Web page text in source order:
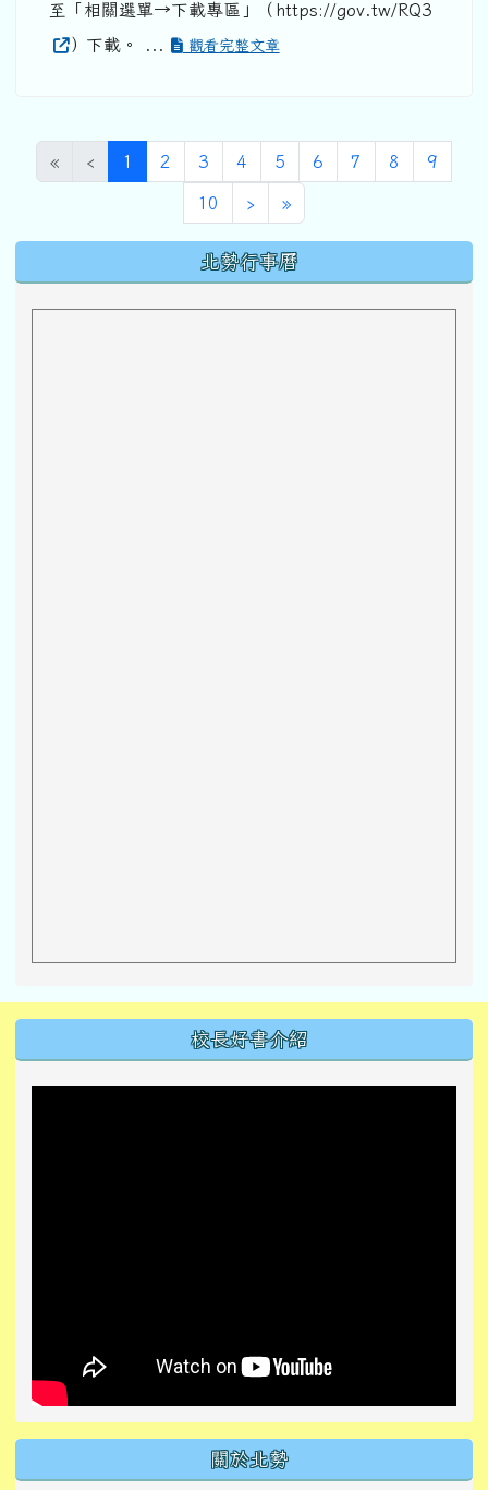
至「相關選單→下載專區」（https://gov.tw/RQ3
）下載。 ...
觀看完整文章
« ‹ 1 (目前頁次)
2 3 4 5 6 7 8 9
10 ›下一頁
»最後頁
北勢行事曆
校長好書介紹
關於北勢